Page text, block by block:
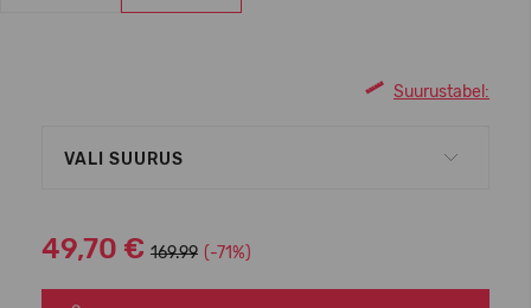
Suurustabel:
VALI SUURUS
49,70 € 169.99 (-71%)